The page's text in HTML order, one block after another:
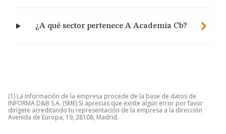
¿A qué sector pertenece A Academia Cb?
(1) La información de la empresa procede de la base de datos de
INFORMA D&B S.A. (SME) Si aprecias que existe algún error por favor
dirígete acreditando tu representación de la empresa a la dirección
Avenida de Europa, 19, 28108, Madrid.